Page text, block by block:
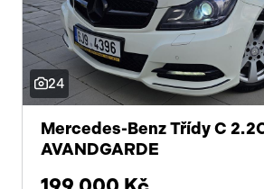
24
Mercedes-Benz Třídy C
AVANDGARDE